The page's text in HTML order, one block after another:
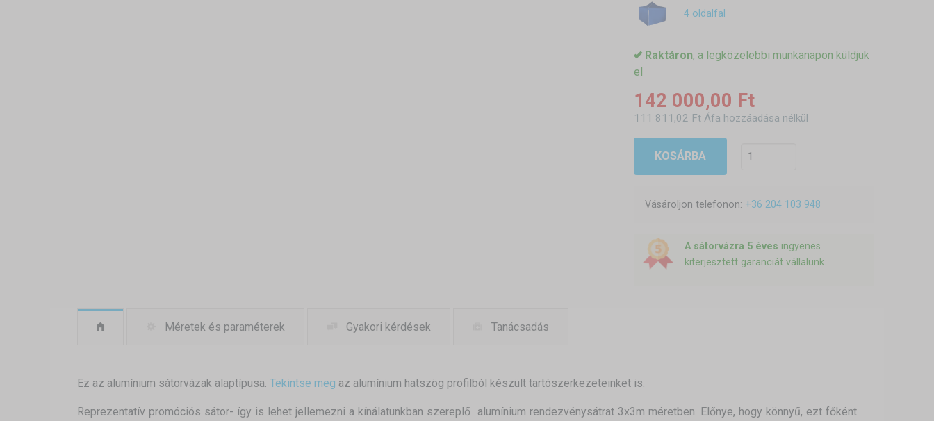
4 oldalfal
Raktáron, a legközelebbi munkanapon küldjük
el
142 000,00 Ft
111 811,02 Ft Áfa hozzáadása nélkül
KOSÁRBA
Vásároljon telefonon: +36 204 103 948
A sátorvázra 5 éves ingyenes
kiterjesztett garanciát vállalunk.
Méretek és paraméterek Gyakori kérdések Tanácsadás
Ez az alumínium sátorvázak alaptípusa. Tekintse meg az alumínium hatszög profilból készült tartószerkezeteinket is.
Reprezentatív promóciós sátor- így is lehet jellemezni a kínálatunkban szereplő alumínium rendezvénysátrat 3x3m méretben. Előnye, hogy könnyű, ezt főként